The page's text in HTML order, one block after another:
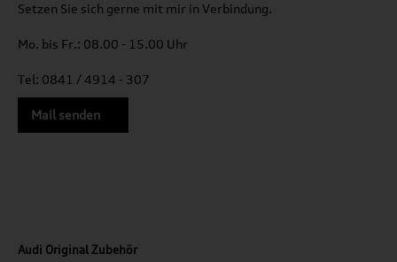
Setzen Sie sich gerne mit mir in Verbindung.
Mo. bis Fr.: 08.00 - 15.00 Uhr
Tel: 0841 / 4914 - 307
Mail senden
Audi Original Zubehör